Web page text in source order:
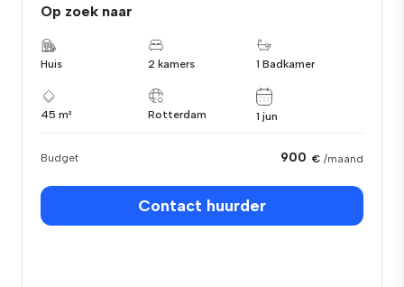
Op zoek naar
Huis 2 kamers 1 Badkamer
45 m² Rotterdam 1 jun
Budget 900 € /maand
Contact huurder